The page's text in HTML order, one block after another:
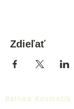
Zdieľať
Balnea Kosmetik